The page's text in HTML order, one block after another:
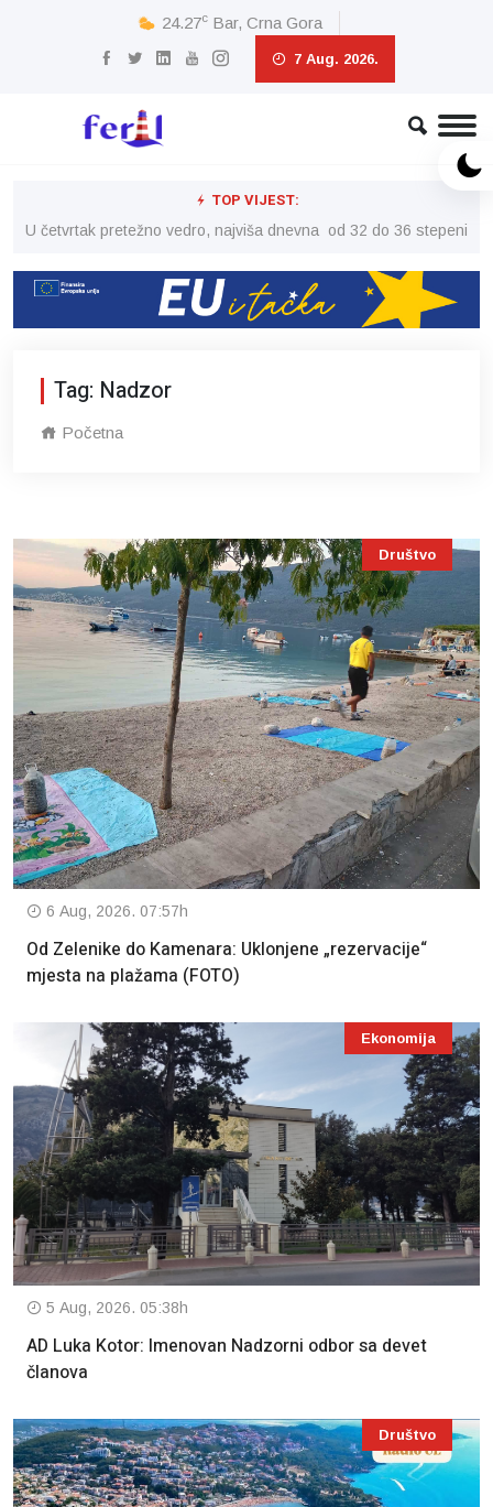
24.27c Bar, Crna Gora
7 Aug. 2026.
TOP VIJEST:
U četvrtak pretežno vedro, najviša dnevna od 32 do 36 stepeni
Tag: Nadzor
Početna
Društvo
6 Aug, 2026. 07:57h
Od Zelenike do Kamenara: Uklonjene „rezervacije“
mjesta na plažama (FOTO)
Ekonomija
5 Aug, 2026. 05:38h
AD Luka Kotor: Imenovan Nadzorni odbor sa devet
članova
Društvo